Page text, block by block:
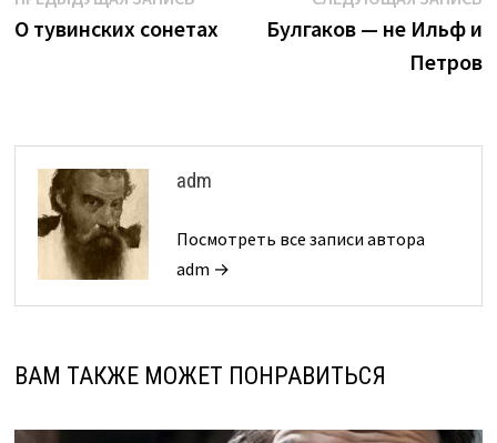
по
запись:
О тувинских сонетах
Булгаков — не Ильф и
Петров
adm
Посмотреть все записи автора
adm →
ВАМ ТАКЖЕ МОЖЕТ ПОНРАВИТЬСЯ